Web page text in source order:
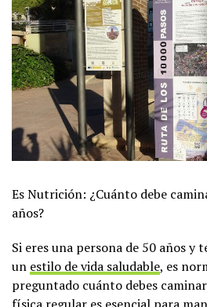
Es Nutrición: ¿Cuánto debe
años?
Si eres una persona de 50 años y
un estilo de vida saludable, es
preguntado cuánto debes